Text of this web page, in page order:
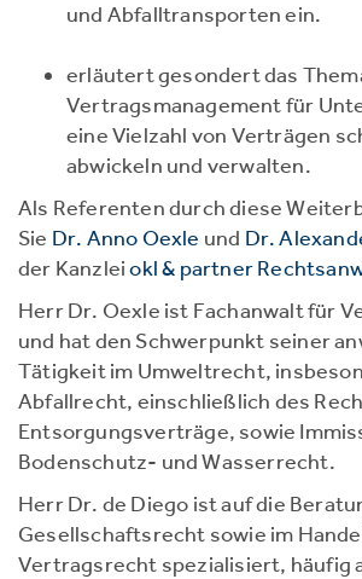
und Abfalltransporten ein.
erläutert gesondert das
Vertragsmanagement für
eine Vielzahl von Verträgen
abwickeln und verwalten.
Als Referenten durch diese
Sie Dr. Anno Oexle und Dr.
der Kanzleiokl & partner
Herr Dr. Oexle ist Fachanwalt für
und hat den Schwerpunkt seiner
Tätigkeit im Umweltrecht,
Abfallrecht, einschließlich des
Entsorgungsverträge, sowie
Bodenschutz- und Wasserrecht.
Herr Dr. de Diego ist auf die
Gesellschaftsrecht sowie im
Vertragsrecht spezialisiert, häufig